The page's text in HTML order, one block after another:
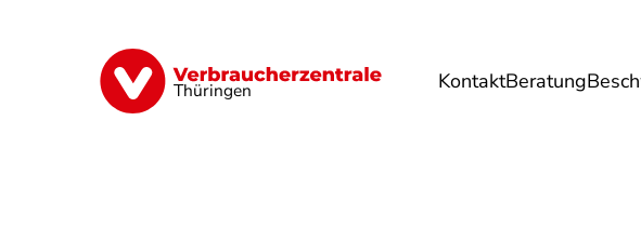
Thüringen KontaktBeratung
Finanzen Digitales Lebensmittel Umwelt